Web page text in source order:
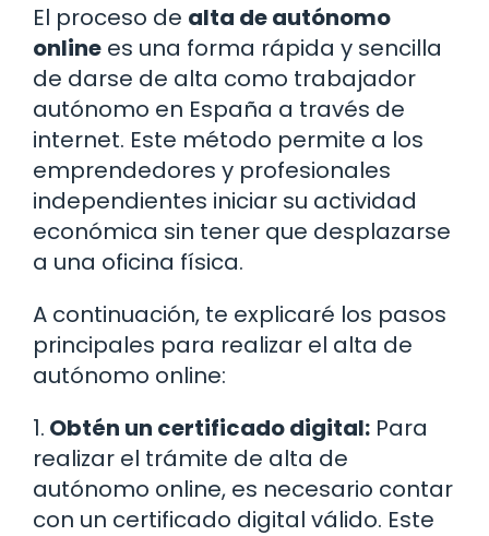
El proceso de alta de autónomo
online es una forma rápida y sencilla
de darse de alta como trabajador
autónomo en España a través de
internet. Este método permite a los
emprendedores y profesionales
independientes iniciar su actividad
económica sin tener que desplazarse
a una oficina física.
A continuación, te explicaré los pasos
principales para realizar el alta de
autónomo online:
1. Obtén un certificado digital: Para
realizar el trámite de alta de
autónomo online, es necesario contar
con un certificado digital válido. Este